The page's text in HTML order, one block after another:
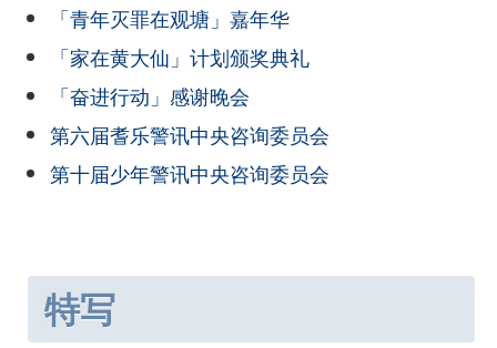
「青年灭罪在观塘」嘉年华
「家在黄大仙」计划颁奖典礼
「奋进行动」感谢晚会
第六届耆乐警讯中央咨询委员会
第十届少年警讯中央咨询委员会
特写